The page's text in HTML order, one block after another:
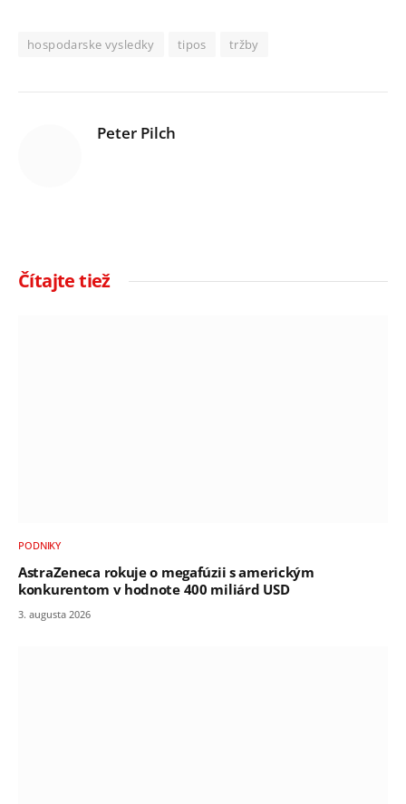
hospodarske vysledky tipos tržby
Peter Pilch
Čítajte tiež
PODNIKY
AstraZeneca rokuje o megafúzii s americkým
konkurentom v hodnote 400 miliárd USD
3. augusta 2026